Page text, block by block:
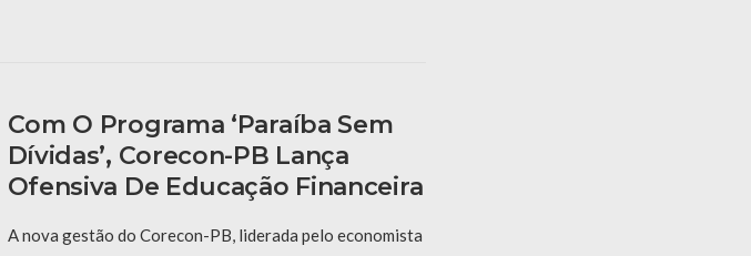
Com O Programa ‘Paraíba Sem
Dívidas’, Corecon-PB Lança
Ofensiva De Educação Financeira
A nova gestão do Corecon-PB, liderada pelo economista